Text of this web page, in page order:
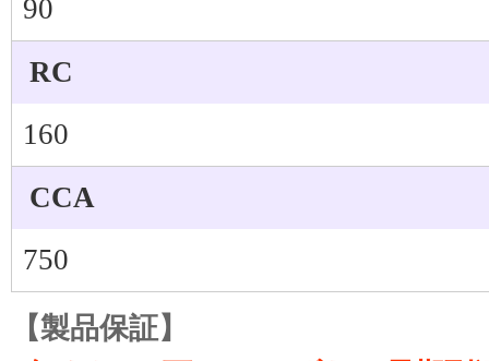
90
RC
160
CCA
750
【製品保証】